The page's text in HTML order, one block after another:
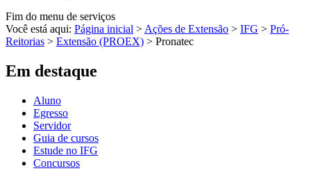
Fim do menu de serviços
Você está aqui: Página inicial >Ações de Extensão > IFG > Pró-
Reitorias > Extensão (PROEX) > Pronatec
Em destaque
Aluno
Egresso
Servidor
Guia de cursos
Estude no IFG
Concursos